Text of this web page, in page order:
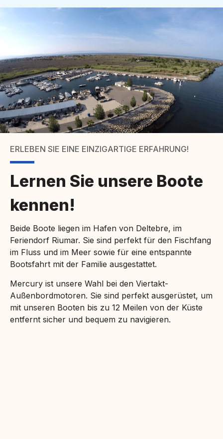
ERLEBEN SIE EINE EINZIGARTIGE ERFAHRUNG!
Lernen Sie unsere Boote
kennen!
Beide Boote liegen im Hafen von Deltebre, im
Feriendorf Riumar. Sie sind perfekt für den Fischfang
im Fluss und im Meer sowie für eine entspannte
Bootsfahrt mit der Familie ausgestattet.
Mercury ist unsere Wahl bei den Viertakt-
Außenbordmotoren. Sie sind perfekt ausgerüstet, um
mit unseren Booten bis zu 12 Meilen von der Küste
entfernt sicher und bequem zu navigieren.